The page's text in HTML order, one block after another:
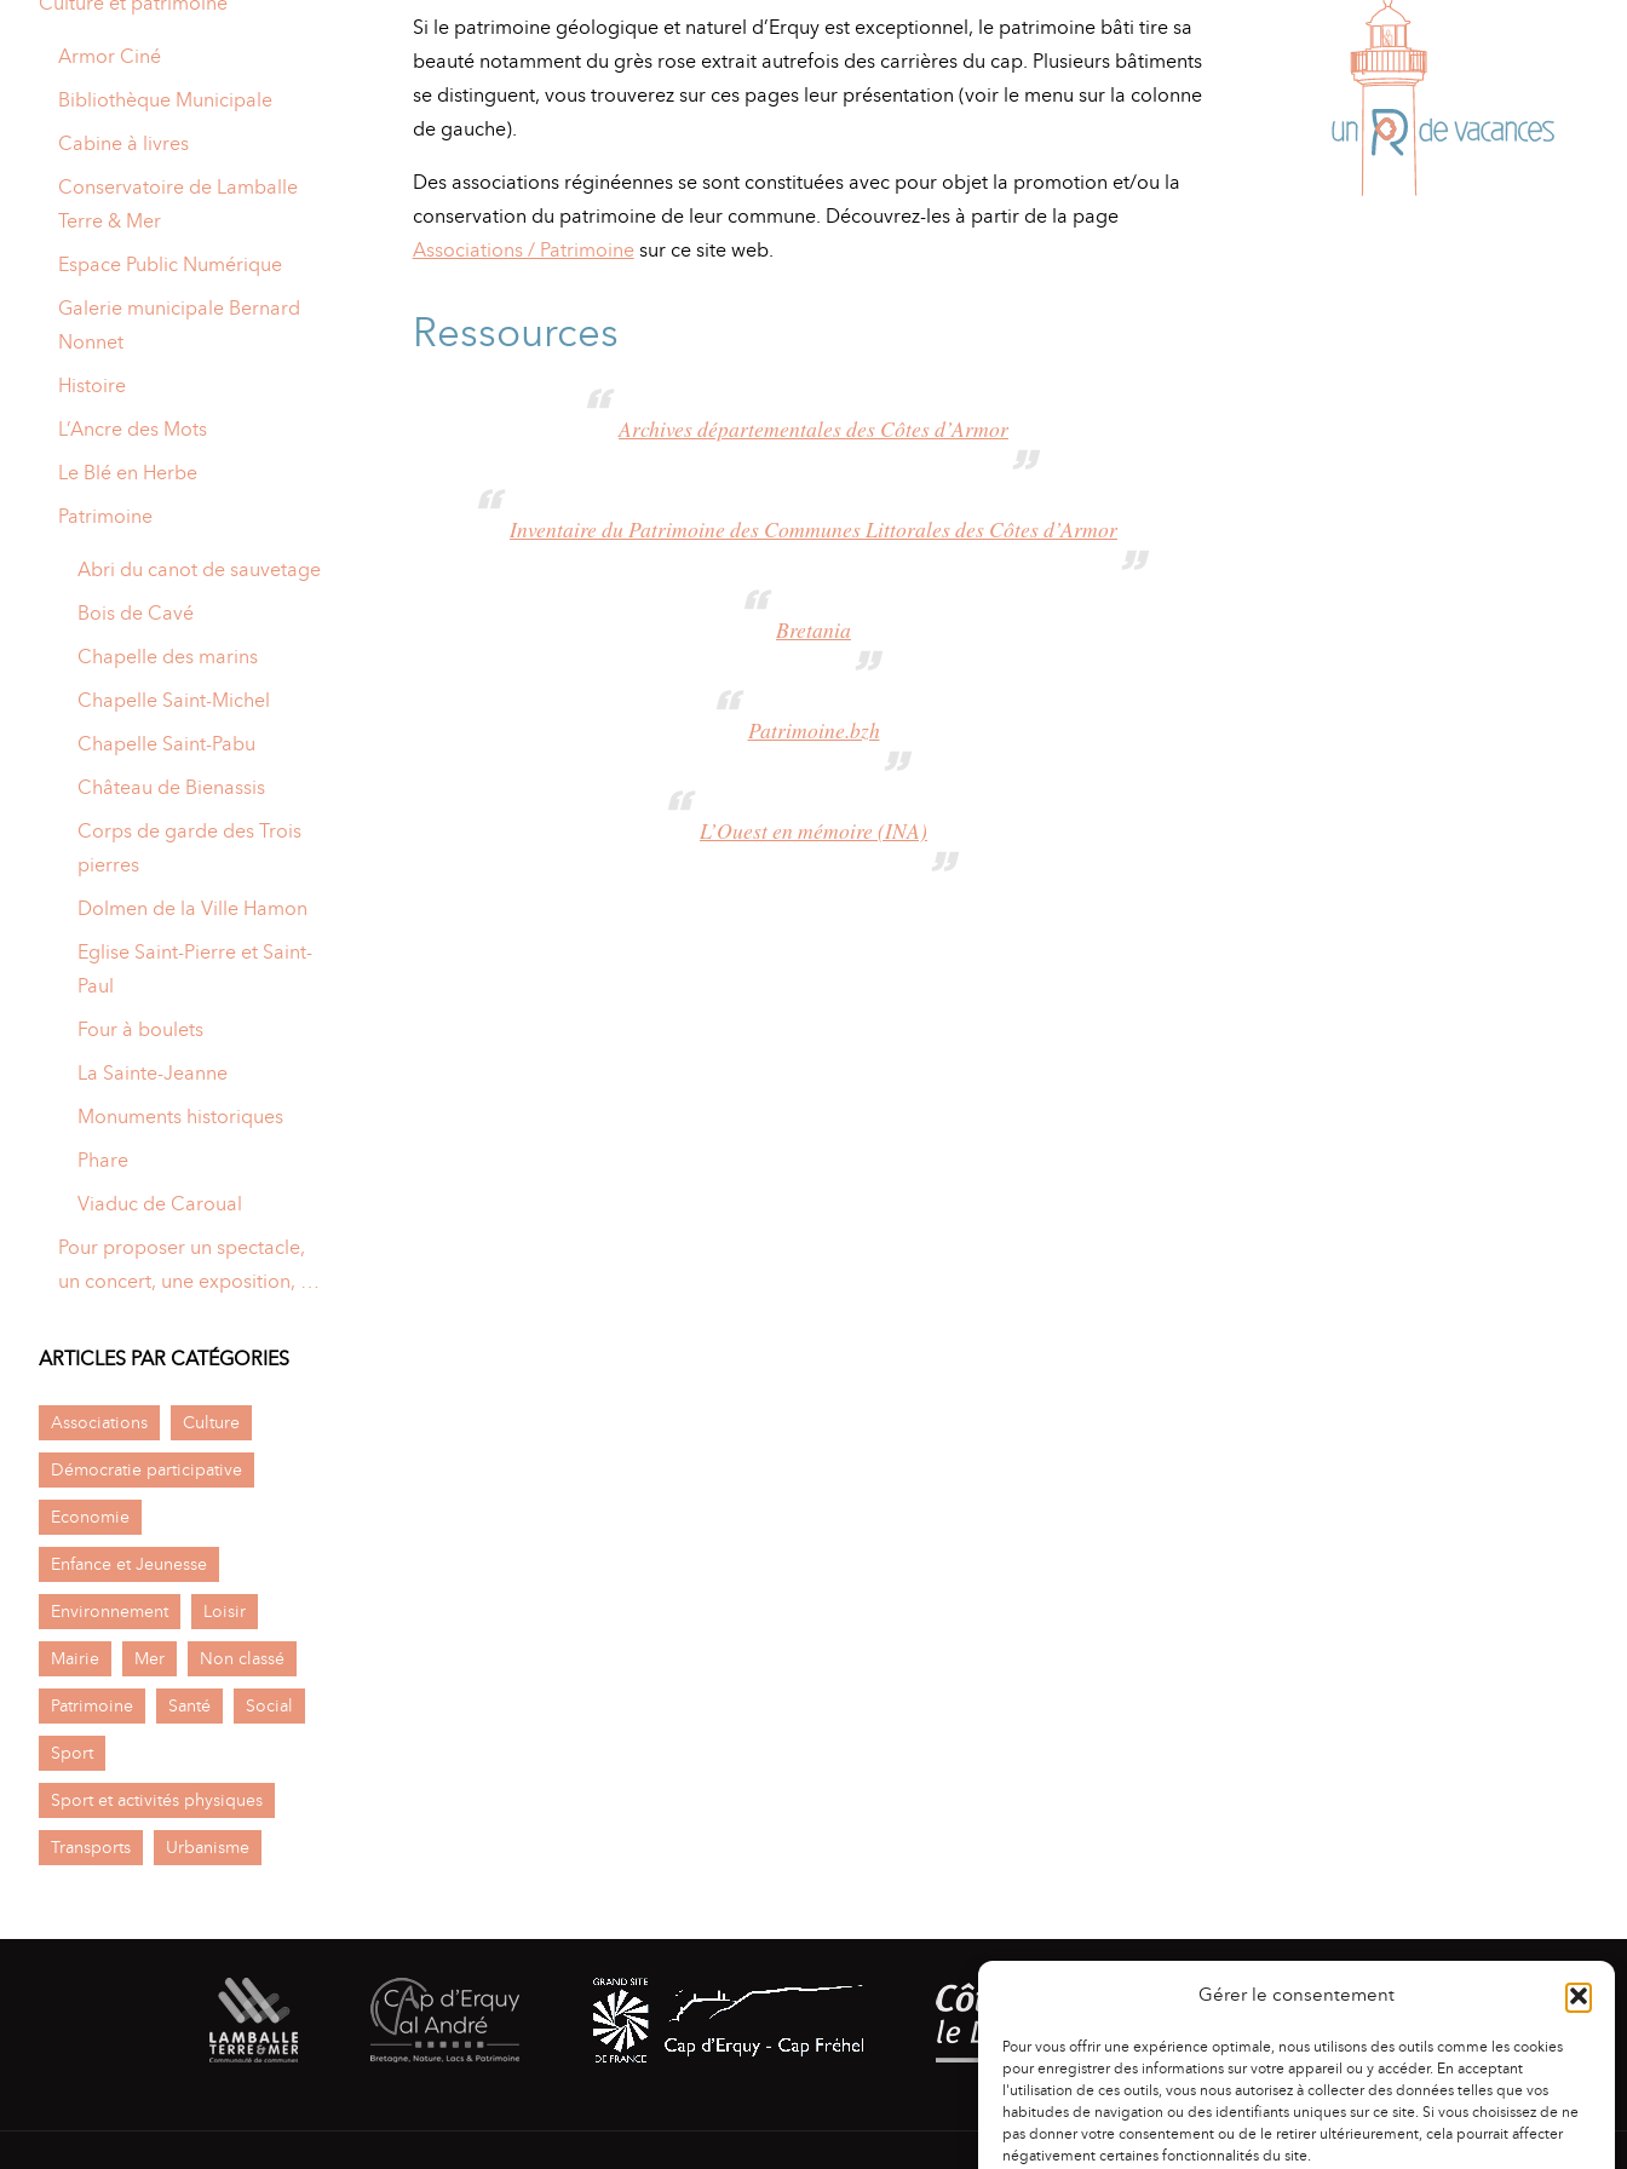
Gérer le consentement
Pour vous offrir une expérience optimale, nous utilisons des outils comme les cookies
pour enregistrer des informations sur votre appareil ou y accéder. En acceptant
l'utilisation de ces outils, vous nous autorisez à collecter des données telles que vos
habitudes de navigation ou des identifiants uniques sur ce site. Si vous choisissez de ne
pas donner votre consentement ou de le retirer ultérieurement, cela pourrait affecter
négativement certaines fonctionnalités du site.
Si le patrimoine géologique et naturel d’Erquy est exceptionnel, le patrimoine bâti tire sa
beauté notamment du grès rose extrait autrefois des carrières du cap. Plusieurs bâtiments
se distinguent, vous trouverez sur ces pages leur présentation (voir le menu sur la colonne
de gauche).
Des associations réginéennes se sont constituées avec pour objet la promotion et/ou la
conservation du patrimoine de leur commune. Découvrez-les à partir de la page
Associations / Patrimoinesur ce site web.
Ressources
Archives départementales des Côtes d’Armor
Inventaire du Patrimoine des Communes Littorales des Côtes d’Armor
Bretania
Patrimoine.bzh
L’Ouest en mémoire (INA)
Armor Ciné
Bibliothèque Municipale
Cabine à livres
Conservatoire de Lamballe
Terre & Mer
Espace Public Numérique
Galerie municipale Bernard
Nonnet
Histoire
L’Ancre des Mots
Le Blé en Herbe
Patrimoine
Abri du canot de sauvetage
Bois de Cavé
Chapelle des marins
Chapelle Saint-Michel
Chapelle Saint-Pabu
Château de Bienassis
Corps de garde des Trois
pierres
Dolmen de la Ville Hamon
Eglise Saint-Pierre et Saint-
Paul
Four à boulets
La Sainte-Jeanne
Monuments historiques
Phare
Viaduc de Caroual
Pour proposer un spectacle,
un concert, une exposition, …
ARTICLES PAR CATÉGORIES
Associations Culture
Démocratie participative
Economie
Enfance et Jeunesse
Environnement Loisir
Mairie Mer Non classé
Patrimoine Santé Social
Sport
Sport et activités physiques
Transports Urbanisme